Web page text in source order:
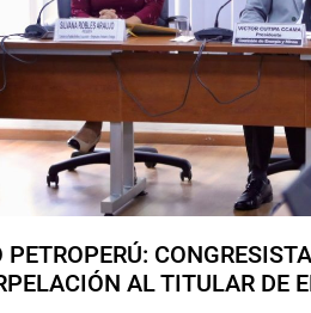
PETROPERÚ:
AL TITULAR DE